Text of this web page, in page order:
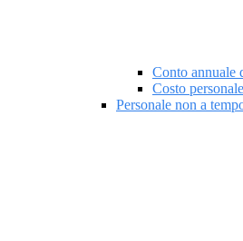
Conto annuale
Costo
Personale non a